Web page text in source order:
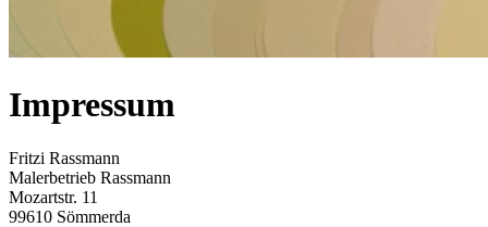
Impressum
Fritzi Rassmann
Malerbetrieb Rassmann
Mozartstr. 11
99610 Sömmerda